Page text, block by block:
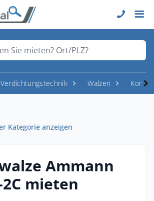
Sie mieten? Ort/PLZ?
Verdichtungstechnik Walzen
Kategorie anzeigen
Ammann
2C mieten